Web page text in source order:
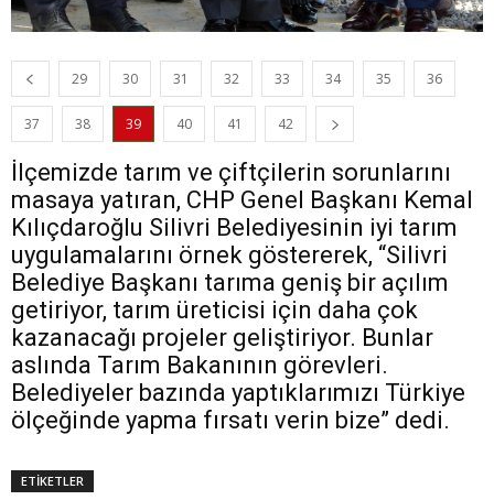
29 30 31 32 33 34 35 36
37 38 39 40 41 42
İlçemizde tarım ve çiftçilerin sorunlarını
masaya yatıran, CHP Genel Başkanı Kemal
Kılıçdaroğlu Silivri Belediyesinin iyi tarım
uygulamalarını örnek göstererek, “Silivri
Belediye Başkanı tarıma geniş bir açılım
getiriyor, tarım üreticisi için daha çok
kazanacağı projeler geliştiriyor. Bunlar
aslında Tarım Bakanının görevleri.
Belediyeler bazında yaptıklarımızı Türkiye
ölçeğinde yapma fırsatı verin bize” dedi.
ETİKETLER